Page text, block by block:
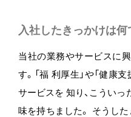
入社したきっかけは何
当社の業務やサービスに
す。「福 利厚生」や「健康
サービスを 知り、こうい
味を持ちました。 そうし